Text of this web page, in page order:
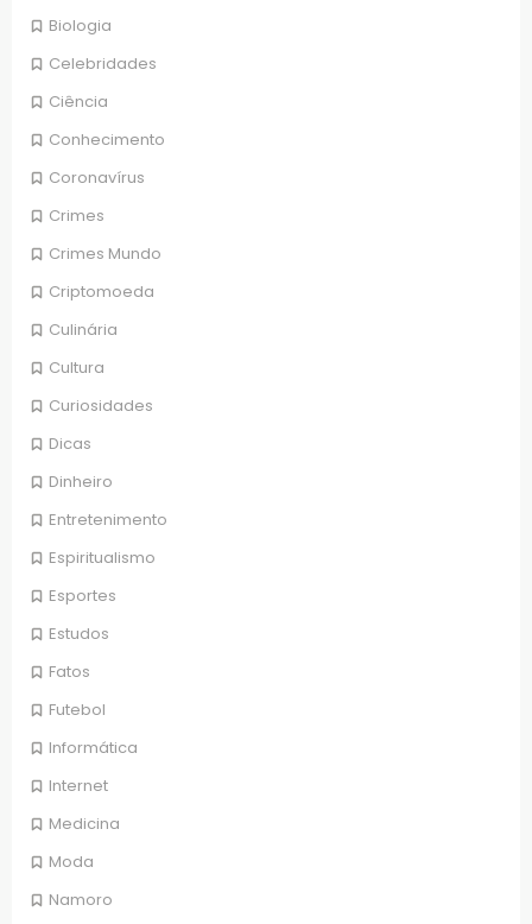
Biologia
Celebridades
Ciência
Conhecimento
Coronavírus
Crimes
Crimes Mundo
Criptomoeda
Culinária
Cultura
Curiosidades
Dicas
Dinheiro
Entretenimento
Espiritualismo
Esportes
Estudos
Fatos
Futebol
Informática
Internet
Medicina
Moda
Namoro